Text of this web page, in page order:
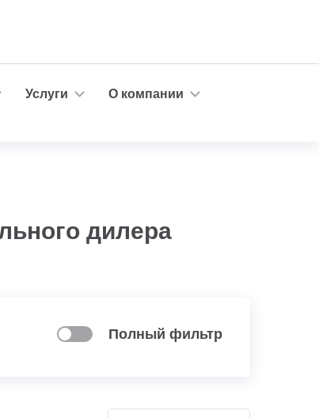
Услуги
О компании
дилера
Полный фильтр